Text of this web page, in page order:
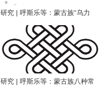
研究 | 呼斯乐等：蒙古族“乌力
吉”纹样的符意溯源与符形解构
（二）
研究 | 呼斯乐等：蒙古族八种常